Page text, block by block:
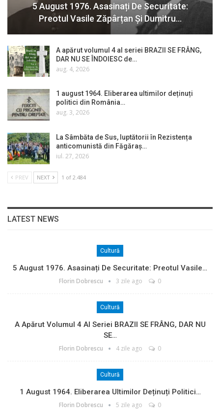
5 August 1976. Asasinați De Securitate:
Preotul Vasile Zăpârțan Și Dumitru…
A apărut volumul 4 al seriei BRAZII SE FRÂNG,
DAR NU SE ÎNDOIESC de…
aug. 4, 2026
1 august 1964. Eliberarea ultimilor deținuți
politici din România…
aug. 3, 2026
La Sâmbăta de Sus, luptătorii în Rezistența
anticomunistă din Făgăraș…
iul. 27, 2026
PREV NEXT 1 of 2.484
LATEST NEWS
Cultură
5 August 1976. Asasinați De Securitate: Preotul Vasile…
Florin Dobrescu 3 zile ago 0
Cultură
A Apărut Volumul 4 Al Seriei BRAZII SE FRÂNG, DAR NU
SE…
Florin Dobrescu 4 zile ago 0
Cultură
1 August 1964. Eliberarea Ultimilor Deținuți Politici…
Florin Dobrescu 5 zile ago 0